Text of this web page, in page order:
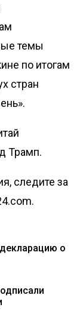
темы
по итогам
стран
Трамп.
следите за
о